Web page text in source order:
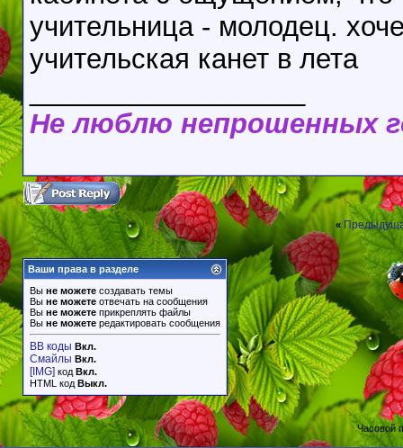
учительница - молодец.
учительская канет в лета
Не люблю непрошенных
«
Ваши права в разделе
Вы не можете создавать темы
Вы не можете отвечать на сообщения
Вы не можете прикреплять файлы
Вы не можете редактировать сообщения
BB коды Вкл.
Смайлы Вкл.
[IMG] код Вкл.
HTML код Выкл.
Часовой